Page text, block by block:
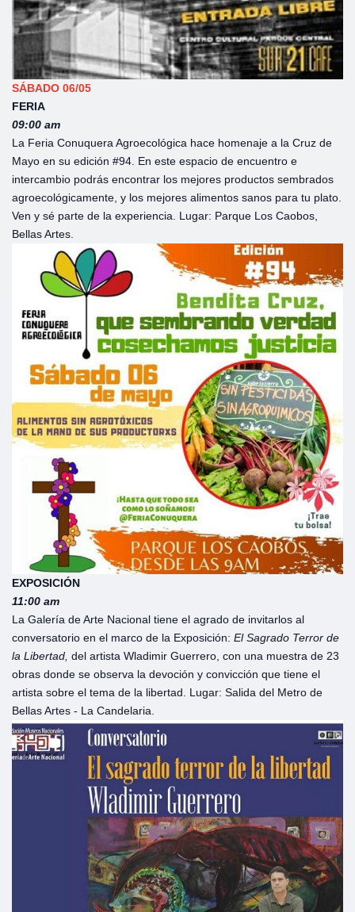
SÁBADO 06/05
FERIA
09:00 am
La Feria Conuquera Agroecológica hace homenaje a la Cruz de
Mayo en su edición #94. En este espacio de encuentro e
intercambio podrás encontrar los mejores productos sembrados
agroecológicamente, y los mejores alimentos sanos para tu plato.
Ven y sé parte de la experiencia. Lugar: Parque Los Caobos,
Bellas Artes.
EXPOSICIÓN
11:00 am
La Galería de Arte Nacional tiene el agrado de invitarlos al
conversatorio en el marco de la Exposición: El Sagrado Terror de
la Libertad, del artista Wladimir Guerrero, con una muestra de 23
obras donde se observa la devoción y convicción que tiene el
artista sobre el tema de la libertad. Lugar: Salida del Metro de
Bellas Artes - La Candelaria.